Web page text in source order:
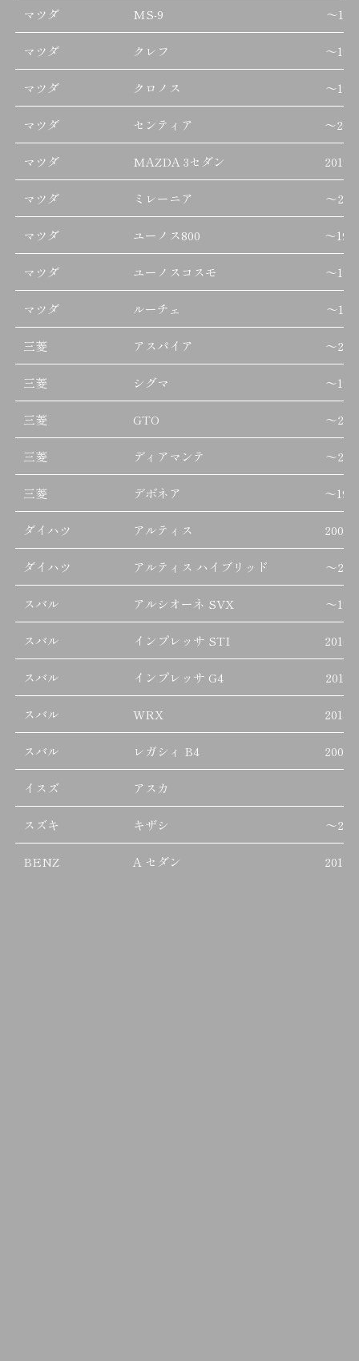
マツダ MS-9 ～
マツダ クレフ ～
マツダ クロノス ～
マツダ センティア ～
マツダ MAZDA 3セダン 2019/
マツダ ミレーニア ～
マツダ ユーノス800 ～
マツダ ユーノスコスモ ～
マツダ ルーチェ ～
三菱 アスパイア ～
三菱 シグマ ～
三菱 GTO ～
三菱 ディアマンテ ～
三菱 デボネア ～
ダイハツ アルティス 2000/
ダイハツ アルティス ハイブリッド ～
スバル アルシオーネ SVX ～
スバル インプレッサ STI 2010/
スバル インプレッサ G4
スバル WRX 2014/
スバル レガシィ B4 2003/
イスズ アスカ
スズキ キザシ ～
BENZ A セダン 2019/